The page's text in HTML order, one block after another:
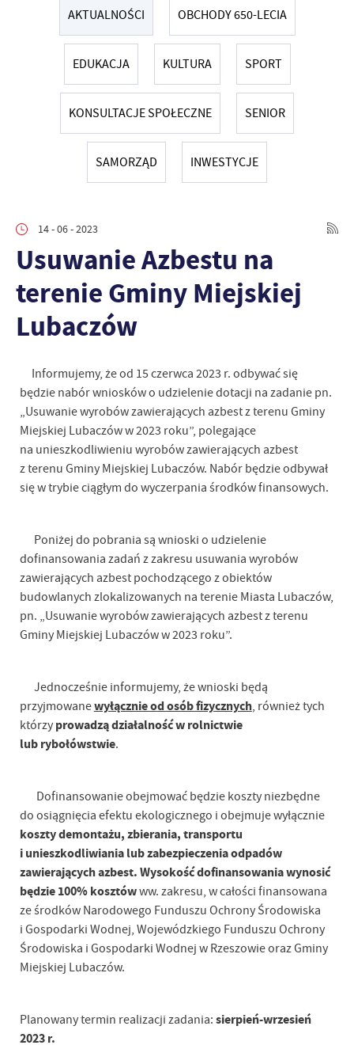
AKTUALNOŚCI OBCHODY 650-LECIA
EDUKACJA KULTURA SPORT
KONSULTACJE SPOŁECZNE SENIOR
SAMORZĄD INWESTYCJE
14 - 06 - 2023
Usuwanie Azbestu na
terenie Gminy Miejskiej
Lubaczów
Informujemy, że od 15 czerwca 2023 r. odbywać się
będzie nabór wniosków o udzielenie dotacji na zadanie pn.
„Usuwanie wyrobów zawierających azbest z terenu Gminy
Miejskiej Lubaczów w 2023 roku”, polegające
na unieszkodliwieniu wyrobów zawierających azbest
z terenu Gminy Miejskiej Lubaczów. Nabór będzie odbywał
się w trybie ciągłym do wyczerpania środków finansowych.
Poniżej do pobrania są wnioski o udzielenie
dofinansowania zadań z zakresu usuwania wyrobów
zawierających azbest pochodzącego z obiektów
budowlanych zlokalizowanych na terenie Miasta Lubaczów,
pn. „Usuwanie wyrobów zawierających azbest z terenu
Gminy Miejskiej Lubaczów w 2023 roku”.
Jednocześnie informujemy, że wnioski będą
przyjmowanewyłącznie od osób fizycznych, również tych
którzy prowadzą działalność w rolnictwie
lub rybołówstwie.
Dofinansowanie obejmować będzie koszty niezbędne
do osiągnięcia efektu ekologicznego i obejmuje wyłącznie
koszty demontażu, zbierania, transportu
i unieszkodliwiania lub zabezpieczenia odpadów
zawierających azbest. Wysokość dofinansowania wynosić
będzie 100% kosztówww. zakresu, w całości finansowana
ze środków Narodowego Funduszu Ochrony Środowiska
i Gospodarki Wodnej, Wojewódzkiego Funduszu Ochrony
Środowiska i Gospodarki Wodnej w Rzeszowie oraz Gminy
Miejskiej Lubaczów.
Planowany termin realizacji zadania: sierpień-wrzesień
2023 r.